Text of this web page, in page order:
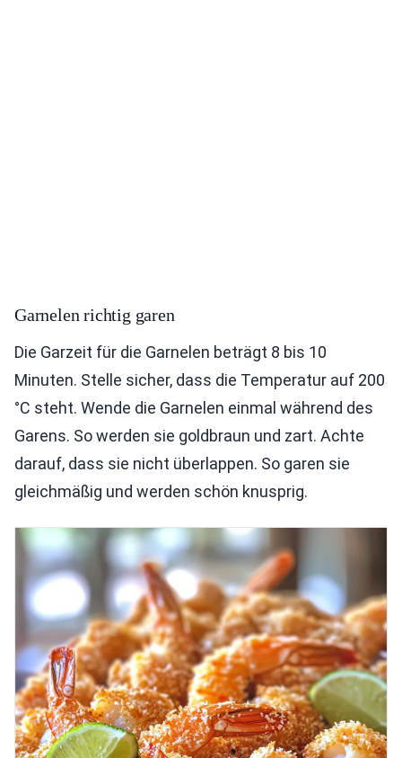
Garnelen richtig garen
Die Garzeit für die Garnelen beträgt 8 bis 10
Minuten. Stelle sicher, dass die Temperatur auf 200
°C steht. Wende die Garnelen einmal während des
Garens. So werden sie goldbraun und zart. Achte
darauf, dass sie nicht überlappen. So garen sie
gleichmäßig und werden schön knusprig.